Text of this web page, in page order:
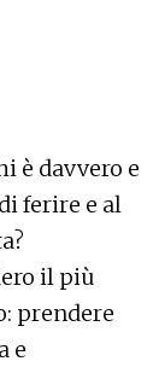
è davvero e
ferire e al
il più
prendere
e